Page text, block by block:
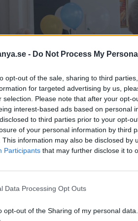
- Do Not Process My
opt-out of the sale, sharing to third
for targeted advertising by us,
selection. Please note that after your opt-
interest-based ads based on personal
to third parties prior to your opt-
of your personal information by third
This information may also be disclosed by
Participants that may further disclose it to
Data Processing Opt Outs
opt-out of the Sharing of my personal data.
fått nya möbler i form av bland annat
riktig disk till fikaförsäljningen. I
tagit på sig uppdraget att måla en stor
Skyllberg har de gjort ett